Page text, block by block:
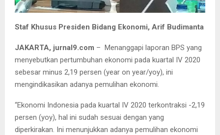
Staf Khusus Presiden Bidang Ekonomi, Arif Budimanta
JAKARTA, jurnal9.com – Menanggapi laporan BPS yang
menyebutkan pertumbuhan ekonomi pada kuartal IV 2020
sebesar minus 2,19 persen (year on year/yoy), ini
mengindikasikan adanya pemulihan ekonomi.
“Ekonomi Indonesia pada kuartal IV 2020 terkontraksi -2,19
persen (yoy), hal ini sudah sesuai dengan yang
diperkirakan. Ini menunjukkan adanya pemulihan ekonomi